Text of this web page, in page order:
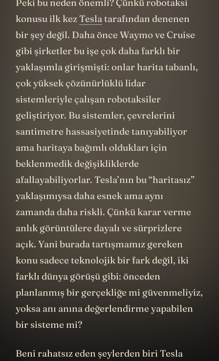
Peki bu neden önemli? Çünkü robotaksi
konusu ilk kezTeslatarafından denenen
bir şey değil. Daha önce Waymo ve Cruise
gibi şirketler bu işe çok daha farklı bir
yaklaşımla girişmişti: onlar harita tabanlı,
çok yüksek çözünürlüklü lidar
sistemleriyle çalışan robotaksiler
geliştiriyor. Bu sistemler, çevrelerini
santimetre hassasiyetinde tanıyabiliyor
ama haritaya bağımlı oldukları için
beklenmedik değişikliklerde
afallayabiliyorlar. Tesla’nın bu “haritasız”
yaklaşımıysa daha esnek ama aynı
zamanda daha riskli. Çünkü karar verme
anlık görüntülere dayalı ve sürprizlere
açık. Yani burada tartışmamız gereken
konu sadece teknolojik bir fark değil, iki
farklı dünya görüşü gibi: önceden
planlanmış bir gerçekliğe mi güvenmeliyiz,
yoksa anı anına değerlendirme yapabilen